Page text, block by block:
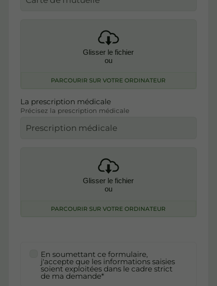
Glisser le fichier
ou
PARCOURIR SUR VOTRE ORDINATEUR
La prescription médicale
Précisez la prescription médicale
Glisser le fichier
ou
PARCOURIR SUR VOTRE ORDINATEUR
En soumettant ce formulaire,
j'accepte que les informations saisies
soient exploitées dans le cadre strict
de ma demande*